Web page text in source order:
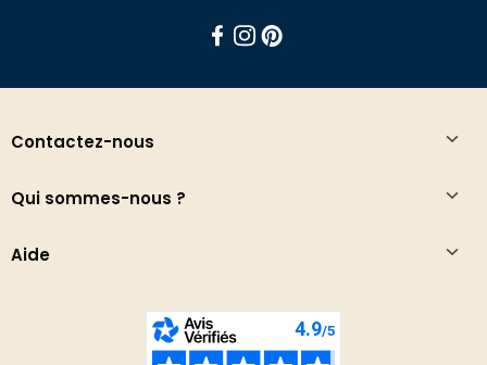
Contactez-nous
Qui sommes-nous ?
Aide